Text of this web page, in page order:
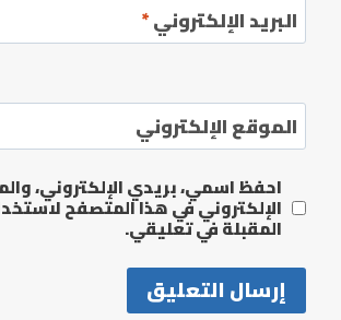
البريد الإلكتروني*
الموقع الإلكتروني
احفظ اسمي، بريدي الإلكتروني،
الإلكتروني في هذا المتصفح
المقبلة في تعليقي.